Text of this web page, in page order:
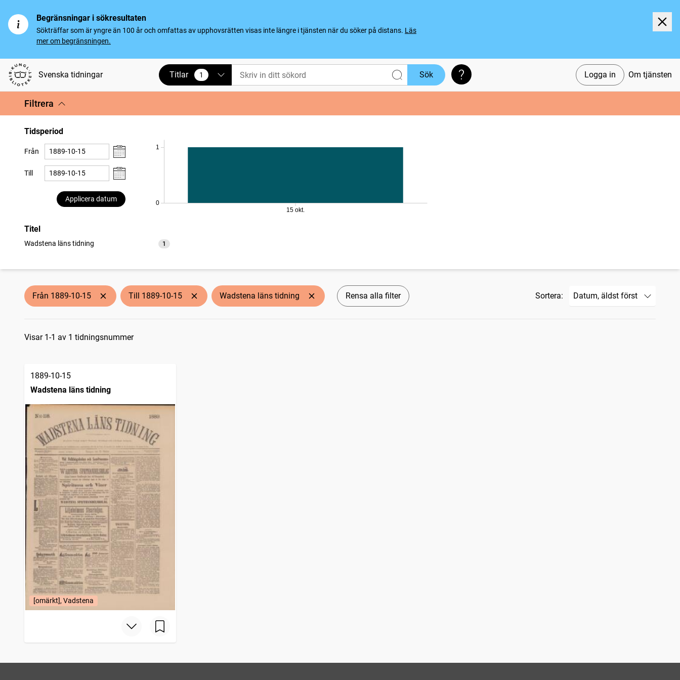
Begränsningar i sökresultaten
Sökträffar som är yngre än 100 år och omfattas av upphovsrätten visas inte längre i tjänsten när du söker på distans. Läs
mer om begränsningen.
Svenska tidningar Logga in Om tjänsten
Titlar 1
vald Sök Söktips
Filtrera
Tidsperiod
Från
Till
Applicera datum
0
1
15 okt.
Titel
Wadstena läns tidning 1
träffar
Från 1889-10-15 Till 1889-10-15 Wadstena läns tidning Rensa alla filter Sortera:
Sökresultat
Visar 1-1 av 1 tidningsnummer
1889-10-15
Wadstena läns tidning
[omärkt], Vadstena